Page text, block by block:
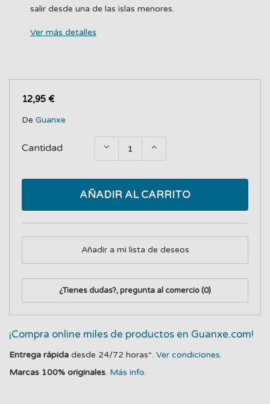
salir desde una de las islas menores.
Ver más detalles
12,95 €
De Guanxe
Cantidad
AÑADIR AL CARRITO
Añadir a mi lista de deseos
¿Tienes dudas?, pregunta al comercio(0)
¡Compra online miles de productos en Guanxe.com!
Entrega rápida desde 24/72 horas*. Ver condiciones.
Marcas 100% originales. Más info.